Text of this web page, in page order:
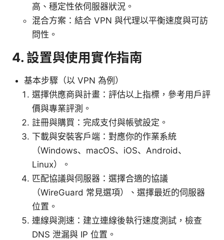
高、穩定性依伺服器狀況。
混合方案：結合 VPN 與代理以平衡速度與可訪
問性。
4. 設置與使用實作指南
基本步驟（以 VPN 為例）
選擇供應商與計畫：評估以上指標，參考用戶評
價與專業評測。
註冊與購買：完成支付與帳號設定。
下載與安裝客戶端：對應你的作業系統
（Windows、macOS、iOS、Android、
Linux）。
匹配協議與伺服器：選擇合適的協議
（WireGuard 常見選項）、選擇最近的伺服器
位置。
連線與測速：建立連線後執行速度測試，檢查
DNS 泄漏與 IP 位置。